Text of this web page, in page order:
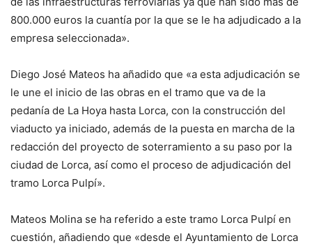
800.000 euros la cuantía por la que se le ha adjudicado a la
empresa seleccionada».
Diego José Mateos ha añadido que «a esta adjudicación se
le une el inicio de las obras en el tramo que va de la
pedanía de La Hoya hasta Lorca, con la construcción del
viaducto ya iniciado, además de la puesta en marcha de la
redacción del proyecto de soterramiento a su paso por la
ciudad de Lorca, así como el proceso de adjudicación del
tramo Lorca Pulpí».
Mateos Molina se ha referido a este tramo Lorca Pulpí en
cuestión, añadiendo que «desde el Ayuntamiento de Lorca